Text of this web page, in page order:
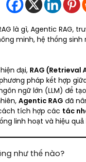
là gì, Agentic RAG,
minh, hệ thống sinh
đại, RAG (Retrieval
pháp kết hợp
ngữ lớn (LLM) để
Agentic RAG đã
tích hợp các tác
linh hoạt và hiệu quả
như thế nào?